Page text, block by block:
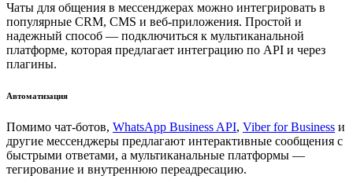
Чаты для общения в мессенджерах можно интегрировать в
популярные CRM, CMS и веб-приложения. Простой и
надежный способ — подключиться к мультиканальной
платформе, которая предлагает интеграцию по API и через
плагины.
Автоматизация
Помимо чат-ботов, WhatsApp Business API, Viber for Business и
другие мессенджеры предлагают интерактивные сообщения с
быстрыми ответами, а мультиканальные платформы —
тегирование и внутреннюю переадресацию.